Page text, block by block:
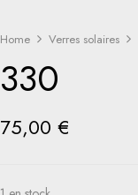
Home Verres solaires
330
75,00€